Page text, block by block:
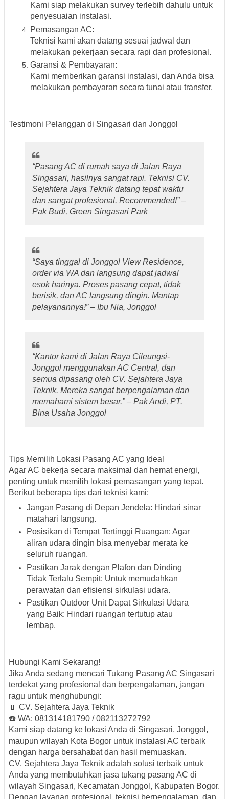
Kami siap melakukan survey terlebih dahulu untuk
penyesuaian instalasi.
Pemasangan AC:
Teknisi kami akan datang sesuai jadwal dan
melakukan pekerjaan secara rapi dan profesional.
Garansi & Pembayaran:
Kami memberikan garansi instalasi, dan Anda bisa
melakukan pembayaran secara tunai atau transfer.
Testimoni Pelanggan di Singasari dan Jonggol
“Pasang AC di rumah saya di Jalan Raya
Singasari, hasilnya sangat rapi. Teknisi CV.
Sejahtera Jaya Teknik datang tepat waktu
dan sangat profesional. Recommended!” –
Pak Budi, Green Singasari Park
“Saya tinggal di Jonggol View Residence,
order via WA dan langsung dapat jadwal
esok harinya. Proses pasang cepat, tidak
berisik, dan AC langsung dingin. Mantap
pelayanannya!” – Ibu Nia, Jonggol
“Kantor kami di Jalan Raya Cileungsi-
Jonggol menggunakan AC Central, dan
semua dipasang oleh CV. Sejahtera Jaya
Teknik. Mereka sangat berpengalaman dan
memahami sistem besar.” –Pak Andi, PT.
Bina Usaha Jonggol
Tips Memilih Lokasi Pasang AC yang Ideal
Agar AC bekerja secara maksimal dan hemat energi,
penting untuk memilih lokasi pemasangan yang tepat.
Berikut beberapa tips dari teknisi kami:
Jangan Pasang di Depan Jendela: Hindari sinar
matahari langsung.
Posisikan di Tempat Tertinggi Ruangan: Agar
aliran udara dingin bisa menyebar merata ke
seluruh ruangan.
Pastikan Jarak dengan Plafon dan Dinding
Tidak Terlalu Sempit: Untuk memudahkan
perawatan dan efisiensi sirkulasi udara.
Pastikan Outdoor Unit Dapat Sirkulasi Udara
yang Baik: Hindari ruangan tertutup atau
lembap.
Hubungi Kami Sekarang!
Jika Anda sedang mencari Tukang Pasang AC Singasari
terdekatyang profesional dan berpengalaman, jangan
ragu untuk menghubungi:
📱 CV. Sejahtera Jaya Teknik
☎️ WA: 081314181790 / 082113272792
Kami siap datang ke lokasi Anda di Singasari, Jonggol,
maupun wilayah Kota Bogor untuk instalasi AC terbaik
dengan harga bersahabat dan hasil memuaskan.
CV. Sejahtera Jaya Teknik adalah solusi terbaik untuk
Anda yang membutuhkan jasa tukang pasang AC di
wilayah Singasari, Kecamatan Jonggol, Kabupaten Bogor.